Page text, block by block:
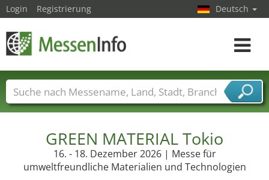
GREEN MATERIAL Tokio
16. - 18. Dezember 2026 | Messe für
umweltfreundliche Materialien und Technologien
Login Registrierung Deutsch
Toggle
Messenamen Länder Städte
Branchen